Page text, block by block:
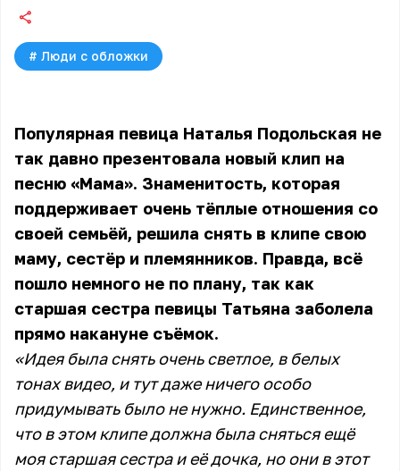
# Люди с обложки
Популярная певица Наталья Подольская не
так давно презентовала новый клип на
песню «Мама». Знаменитость, которая
поддерживает очень тёплые отношения со
своей семьёй, решила снять в клипе свою
маму, сестёр и племянников. Правда, всё
пошло немного не по плану, так как
старшая сестра певицы Татьяна заболела
прямо накануне съёмок.
«Идея была снять очень светлое, в белых
тонах видео, и тут даже ничего особо
придумывать было не нужно. Единственное,
что в этом клипе должна была сняться ещё
моя старшая сестра и её дочка, но они в этот